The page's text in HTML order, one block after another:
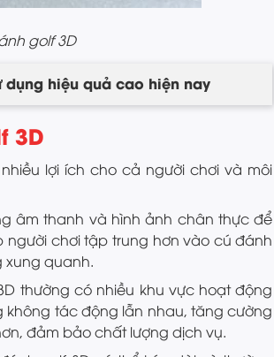
golf 3D
dụng hiệu quả cao hiện nay
3D
lợi ích cho cả người chơi và môi
âm thanh và hình ảnh chân thực để
người chơi tập trung hơn vào cú đánh
xung quanh.
thường có nhiều khu vực hoạt động
tác động lẫn nhau, tăng cường
đảm bảo chất lượng dịch vụ.